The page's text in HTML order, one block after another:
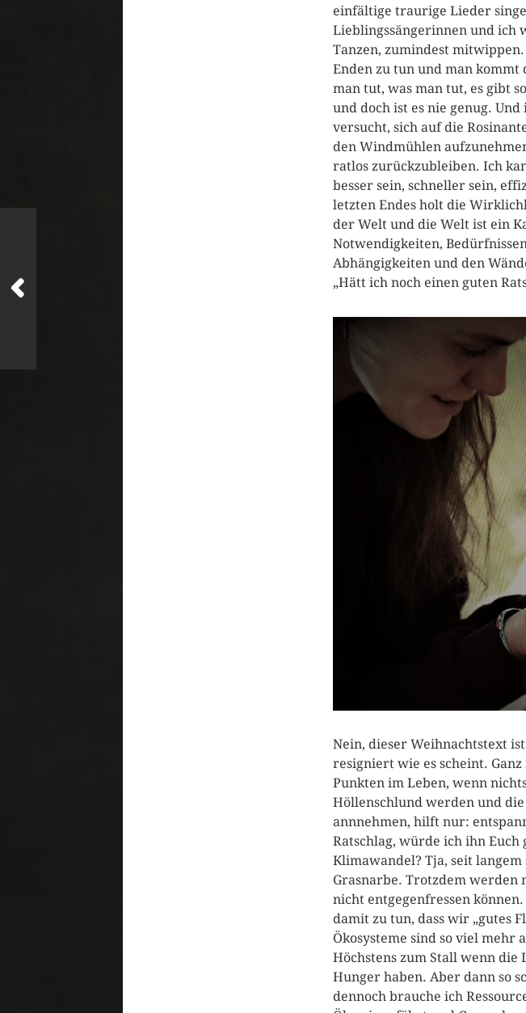
einfältige traurige Lieder
Lieblingssängerinnen und ich
Tanzen, zumindest
Enden zu tun und man kommt
man tut, was man tut, es gibt
und doch ist es nie genug.
versucht, sich auf die
den Windmühlen
ratlos zurückzubleiben. Ich
besser sein, schneller sein,
letzten Endes holt die
der Welt und die Welt ist ein
Notwendigkeiten,
Abhängigkeiten und den
„Hätt ich noch einen guten
Nein, dieser Weihnachtstext
resigniert wie es scheint.
Punkten im Leben, wenn
Höllenschlund werden und die
annnehmen, hilft nur:
Ratschlag, würde ich ihn
Klimawandel? Tja, seit
Grasnarbe. Trotzdem werden
nicht entgegenfressen
damit zu tun, dass wir „gutes
Ökosysteme sind so viel mehr
Höchstens zum Stall wenn
Hunger haben. Aber dann so
dennoch brauche ich